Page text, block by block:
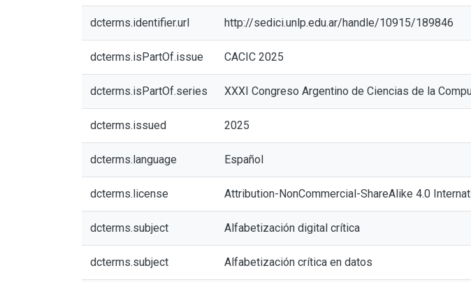
dcterms.identifier.url http://sedici.unlp.edu.ar/handle/10915/189846
dcterms.isPartOf.issue CACIC 2025
dcterms.isPartOf.series XXXI Congreso Argentino de Ciencias de la
dcterms.issued 2025
dcterms.language Español
dcterms.license Attribution-NonCommercial-ShareAlike 4.0
dcterms.subject Alfabetización digital crítica
dcterms.subject Alfabetización crítica en datos